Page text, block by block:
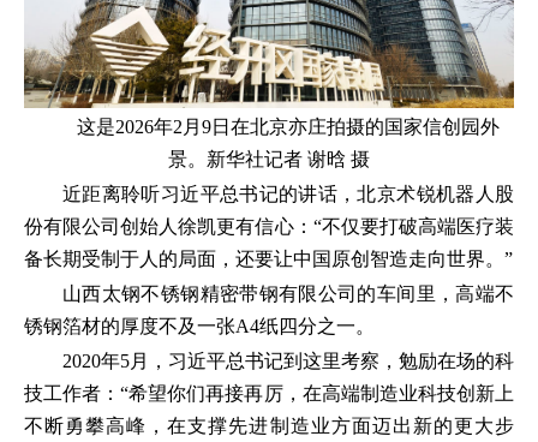
这是2026年2月9日在北京亦庄拍摄的国家信创园外
景。新华社记者 谢晗 摄
近距离聆听习近平总书记的讲话，北京术锐机器人股
份有限公司创始人徐凯更有信心：“不仅要打破高端医疗装
备长期受制于人的局面，还要让中国原创智造走向世界。”
山西太钢不锈钢精密带钢有限公司的车间里，高端不
锈钢箔材的厚度不及一张A4纸四分之一。
2020年5月，习近平总书记到这里考察，勉励在场的科
技工作者：“希望你们再接再厉，在高端制造业科技创新上
不断勇攀高峰，在支撑先进制造业方面迈出新的更大步